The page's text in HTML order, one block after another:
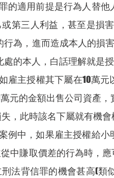
的適用前提是行為人替
第三人利益，甚至是損
行為，進而造成本人的損
處的本人，白話理解就是
雇主授權其下屬在10萬
元的金額出售公司資產
，此時該名下屬就有機
例中，如果雇主授權給
中賺取價差的行為時，
法背信罪的機會甚高(類